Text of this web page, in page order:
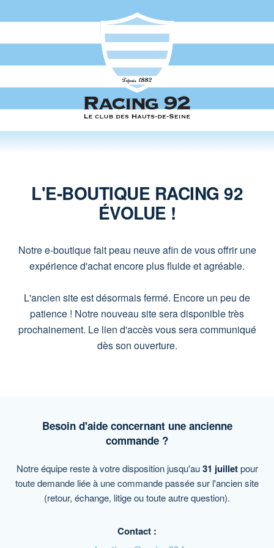
L'E-BOUTIQUE RACING 92
ÉVOLUE !
Notre e-boutique fait peau neuve afin de vous offrir une
expérience d'achat encore plus fluide et agréable.
L'ancien site est désormais fermé. Encore un peu de
patience ! Notre nouveau site sera disponible très
prochainement. Le lien d'accès vous sera communiqué
dès son ouverture.
Besoin d'aide concernant une ancienne
commande ?
Notre équipe reste à votre disposition jusqu'au31 juilletpour
toute demande liée à une commande passée sur l'ancien site
(retour, échange, litige ou toute autre question).
Contact :